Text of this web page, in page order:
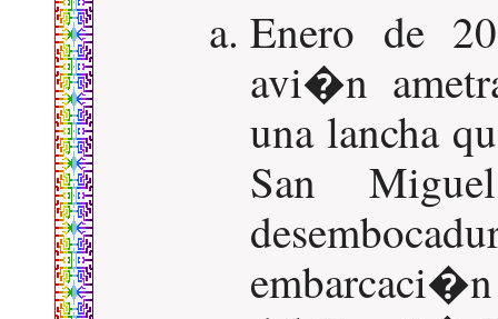
Enero de
avi�n
una lancha
San